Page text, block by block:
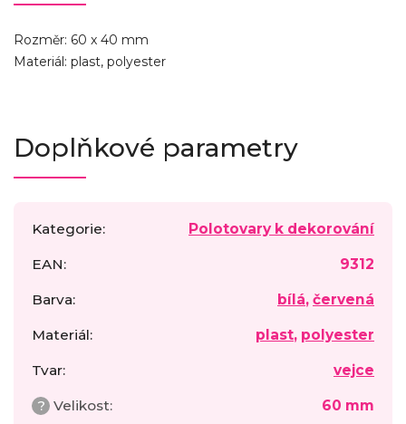
Rozměr: 60 x 40 mm
Materiál: plast, polyester
Doplňkové parametry
Kategorie: Polotovary k dekorování
EAN: 9312
Barva: bílá, červená
Materiál: plast, polyester
Tvar: vejce
? Velikost: 60 mm